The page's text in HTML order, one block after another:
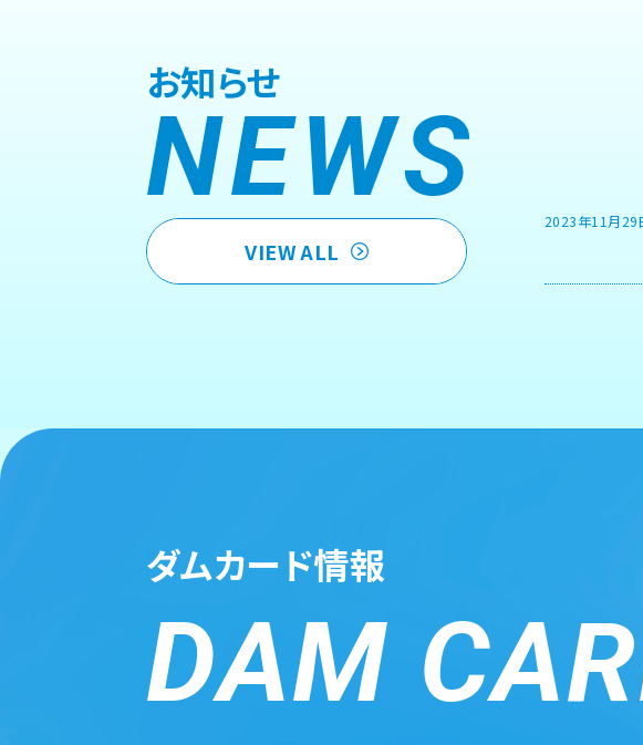
お知らせ
NEWS
VIEW ALL
2023年11月29
ダムカード情報
DAM